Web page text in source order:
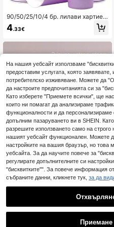
90/50/25/10/4 бр. лилави хартиен
и чаши за студени/горещи напитк
и, чаши за вода, чаши за чай, за д
о, DIY проекти, къмпинг, Ден на С
ледна декорация
4.33€
Чаша от неръждаема стомана 31
6 с двойна изолация, унисекс, сту
дентска, спортна, преносима, вис
ококачествена 2-в-1 спортна бут
илка, бутилка за вода за училище
в Многоцветен Термоси
(1000+)
На нашия уебсайт използваме
предоставим услугата, която
потребителско изживяване. Можете да
да настроите предпочитанията си за
Като изберете "Приемете всички", ще
които ни помагат да анализираме
функционалности и да
допълним пазаруването ви в SHEIN.
разрешите използването само на строго
нашият уебсайт функционален. Можете
настройките на вашия браузър, но това
уебсайта. За да научите повече за
регулирате допълнителните си
"бисквитките"". За повече информация
събраните данни, кликнете тук, за да
Приемане